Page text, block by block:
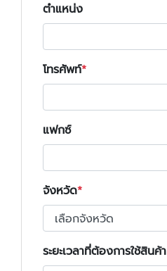
ตำแหน่ง
โทรศัพท์
แฟกซ์
จังหวัด
ระยะเวลาที่ต้องการใช้สินค้า